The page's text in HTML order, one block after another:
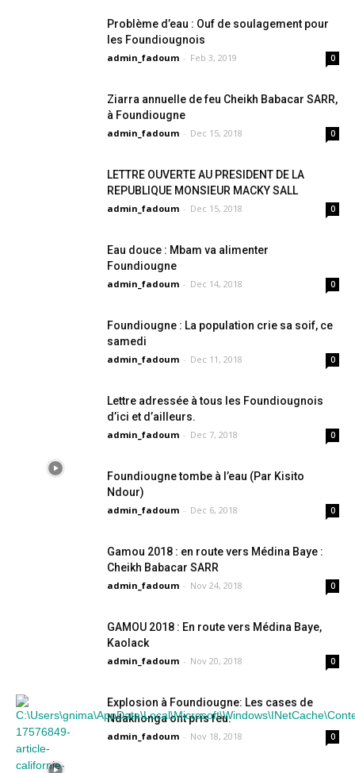
Problème d’eau : Ouf de soulagement pour
les Foundiougnois
admin_fadoum - Feb 3, 2019 0
Ziarra annuelle de feu Cheikh Babacar SARR,
à Foundiougne
admin_fadoum - Dec 15, 2018 0
LETTRE OUVERTE AU PRESIDENT DE LA
REPUBLIQUE MONSIEUR MACKY SALL
admin_fadoum - Dec 15, 2018 0
Eau douce : Mbam va alimenter
Foundiougne
admin_fadoum - Dec 14, 2018 0
Foundiougne : La population crie sa soif, ce
samedi
admin_fadoum - Dec 11, 2018 0
Lettre adressée à tous les Foundiougnois
d’ici et d’ailleurs.
admin_fadoum - Dec 7, 2018 0
Foundiougne tombe à l’eau (Par Kisito
Ndour)
admin_fadoum - Dec 6, 2018 0
Gamou 2018 : en route vers Médina Baye :
Cheikh Babacar SARR
admin_fadoum - Nov 24, 2018 0
GAMOU 2018 : En route vers Médina Baye,
Kaolack
admin_fadoum - Nov 20, 2018 0
Explosion à Foundiougne: Les cases de
Ndakhonga ont pris feu.
admin_fadoum - Nov 18, 2018 0